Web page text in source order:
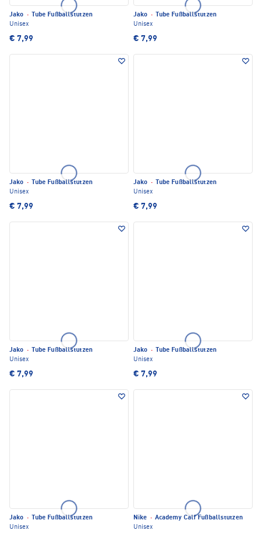
Jako ·
Tube Fußballstutzen
Unisex
€ 7,99
Jako ·
Tube Fußballstutzen
Unisex
€ 7,99
Jako ·
Tube Fußballstutzen
Unisex
€ 7,99
Jako ·
Tube Fußballstutzen
Unisex
€ 7,99
Jako ·
Tube Fußballstutzen
Unisex
€ 7,99
Jako ·
Tube Fußballstutzen
Unisex
€ 7,99
Jako ·
Tube Fußballstutzen
Unisex
Nike · Academy Calf Fußballstutzen
Unisex